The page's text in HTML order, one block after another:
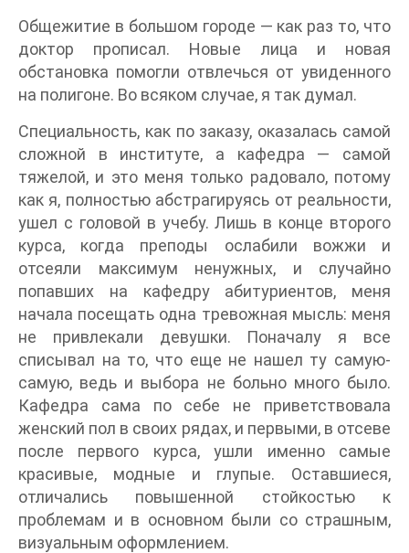
Общежитие в большом городе — как раз то, что
доктор прописал. Новые лица и новая
обстановка помогли отвлечься от увиденного
на полигоне. Во всяком случае, я так думал.
Специальность, как по заказу, оказалась самой
сложной в институте, а кафедра — самой
тяжелой, и это меня только радовало, потому
как я, полностью абстрагируясь от реальности,
ушел с головой в учебу. Лишь в конце второго
курса, когда преподы ослабили вожжи и
отсеяли максимум ненужных, и случайно
попавших на кафедру абитуриентов, меня
начала посещать одна тревожная мысль: меня
не привлекали девушки. Поначалу я все
списывал на то, что еще не нашел ту самую-
самую, ведь и выбора не больно много было.
Кафедра сама по себе не приветствовала
женский пол в своих рядах, и первыми, в отсеве
после первого курса, ушли именно самые
красивые, модные и глупые. Оставшиеся,
отличались повышенной стойкостью к
проблемам и в основном были со страшным,
визуальным оформлением.